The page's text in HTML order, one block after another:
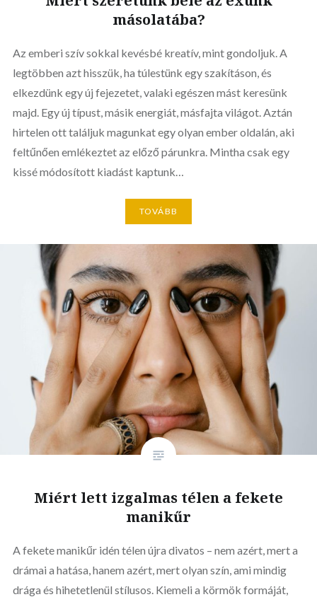
másolatába?
Az emberi szív sokkal kevésbé kreatív, mint gondoljuk. A
legtöbben azt hisszük, ha túlestünk egy szakításon, és
elkezdünk egy új fejezetet, valaki egészen mást keresünk
majd. Egy új típust, másik energiát, másfajta világot. Aztán
hirtelen ott találjuk magunkat egy olyan ember oldalán, aki
feltűnően emlékeztet az előző párunkra. Mintha csak egy
kissé módosított kiadást kaptunk…
TOVÁBB
Miért lett izgalmas télen a fekete
manikűr
A fekete manikűr idén télen újra divatos – nem azért, mert a
drámai a hatása, hanem azért, mert olyan szín, ami mindig
drága és hihetetlenül stílusos. Kiemeli a körmök formáját,